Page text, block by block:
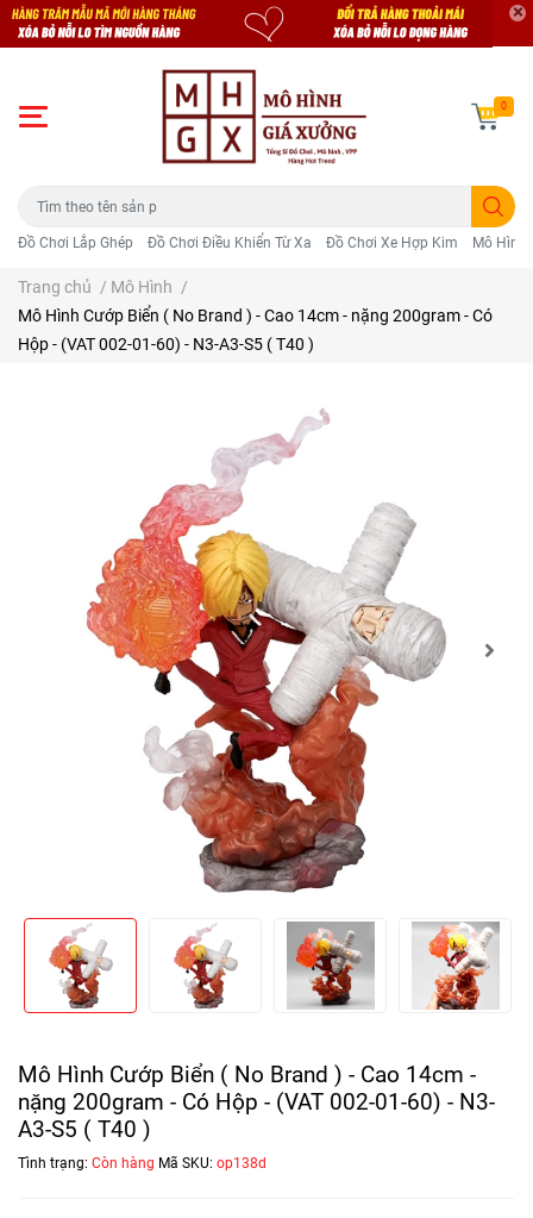
Đồ Chơi Lắp Ghép Đồ Chơi Điều Khiển Từ Xa Đồ Chơi Xe Hợp Kim Mô Hình
0
Trang chủ / Mô Hình /
Mô Hình Cướp Biển ( No Brand ) - Cao 14cm - nặng 200gram - Có
Hộp - (VAT 002-01-60) - N3-A3-S5 ( T40 )
Mô Hình Cướp Biển ( No Brand ) - Cao 14cm -
nặng 200gram - Có Hộp - (VAT 002-01-60) - N3-
A3-S5 ( T40 )
Tình trạng: Còn hàng Mã SKU: op138d